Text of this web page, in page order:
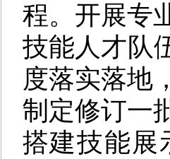
程。开展专
技能人才队
度落实落地
制定修订一
搭建技能展